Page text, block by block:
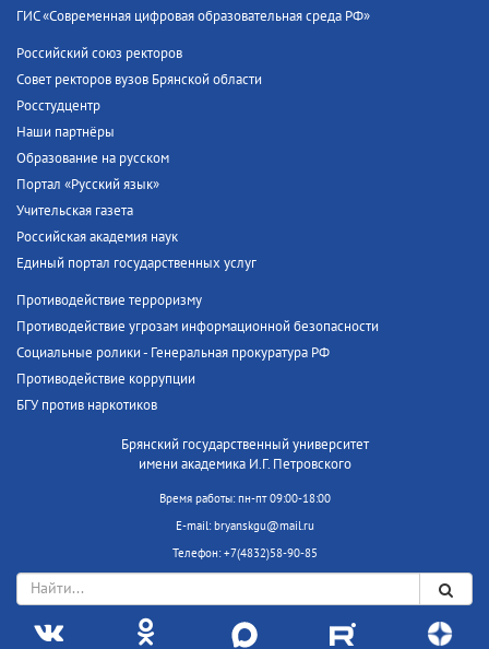
ГИС «Современная цифровая образовательная среда РФ»
Российский союз ректоров
Совет ректоров вузов Брянской области
Росстудцентр
Наши партнёры
Образование на русском
Портал «Русский язык»
Учительская газета
Российская академия наук
Единый портал государственных услуг
Противодействие терроризму
Противодействие угрозам информационной безопасности
Социальные ролики - Генеральная прокуратура РФ
Противодействие коррупции
БГУ против наркотиков
Брянский государственный университет
имени академика И.Г. Петровского
Время работы: пн-пт 09:00-18:00
E-mail: bryanskgu@mail.ru
Телефон: +7(4832)58-90-85